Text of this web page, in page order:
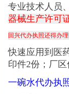
专业技术人员
器械生产许可
回兴代办执照还得办
快速应用到医
印件2份；厂
一碗水代办执